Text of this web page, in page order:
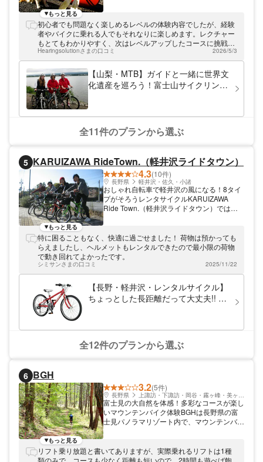
もっと見る
初心者でも問題なく楽しめるレベルの体験内容でしたが、経験
者やバイクに乗れる人でもそれなりに楽しめます。レクチャー
もとてもわかりやすく、次はレベルアップしたコースに挑戦し
たくなります。
Hearingsolutionさまの口コミ 2026/5/3
【山梨・MTB】ガイドと一緒に世界文
化遺産を巡ろう！富士山サイクリング
全11件のプランから選ぶ
5 KARUIZAWA RideTown.（軽井沢ライドタウン）
4.3(10件)
長野県 軽井沢・佐久・小諸
おしゃれ自転車で軽井沢の風になる！8タイ
プがそろうレンタサイクルKARUIZAWA
Ride Town.（軽井沢ライドタウン）では、
転車など、8タイプから選べるレンタサイク
ルを提供しています。気軽にトライできる2
時間プランから、キャンプや宿泊にも対応で
きる数日間プランまで、コースはさまざまで
す。
もっと見る
特に困ることもなく、快適に過ごせました！ 荷物は預かっても
らえましたし、ヘルメットもレンタルできたので最小限の荷物
で動き回れてよかったです。
シミサンさまの口コミ 2025/11/22
【長野・軽井沢・レンタルサイクル】
ちょっとした長距離だって大丈夫!! 18
全12件のプランから選ぶ
6 BGH
3.2(5件)
長野県 上諏訪・下諏訪・岡谷・霧ヶ峰・美ヶ原高原
富士見の大自然を体感！多彩なコースが楽し
いマウンテンバイク体験BGHは長野県の富
士見パノラマリゾート内で、マウンテンバイ
や名古屋からも近い、アクセス自慢の富士見
パノラマリゾート内にあります。リゾート内
もっと見る
リフト乗り放題と書いてありますが、実際乗れるリフトは1種
類のみで、コースも少なく距離も短いので、2時間も遊べば飽